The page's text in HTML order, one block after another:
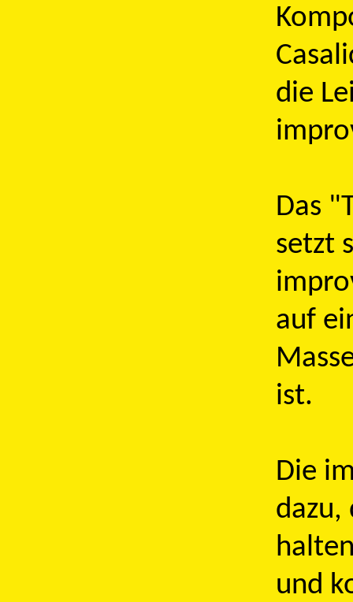
die
Das
setzt
auf
ist.
Die
dazu,
und